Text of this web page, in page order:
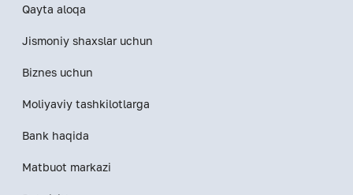
Qayta aloqa
Jismoniy shaxslar uchun
Biznes uchun
Moliyaviy tashkilotlarga
Bank haqida
Matbuot markazi